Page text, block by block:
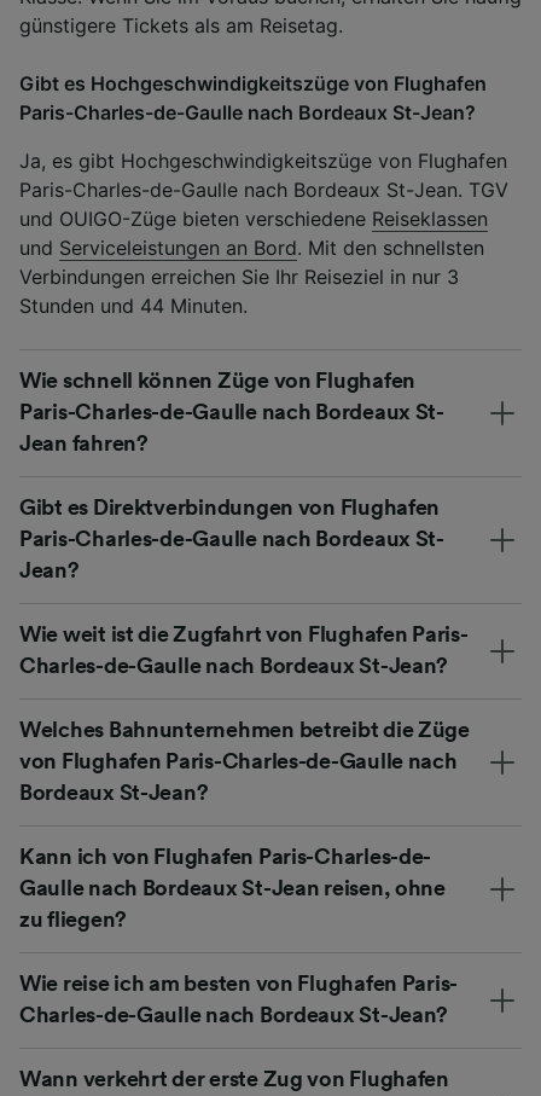
günstigere Tickets als am Reisetag.
Gibt es Hochgeschwindigkeitszüge von Flughafen
Paris-Charles-de-Gaulle nach Bordeaux St-Jean?
Ja, es gibt Hochgeschwindigkeitszüge von Flughafen
Paris-Charles-de-Gaulle nach Bordeaux St-Jean. TGV
und OUIGO-Züge bieten verschiedene Reiseklassen
und Serviceleistungen an Bord. Mit den schnellsten
Verbindungen erreichen Sie Ihr Reiseziel in nur 3
Stunden und 44 Minuten.
Wie schnell können Züge von Flughafen
Paris-Charles-de-Gaulle nach Bordeaux St-
Jean fahren?
Gibt es Direktverbindungen von Flughafen
Paris-Charles-de-Gaulle nach Bordeaux St-
Jean?
Wie weit ist die Zugfahrt von Flughafen Paris-
Charles-de-Gaulle nach Bordeaux St-Jean?
Welches Bahnunternehmen betreibt die Züge
von Flughafen Paris-Charles-de-Gaulle nach
Bordeaux St-Jean?
Kann ich von Flughafen Paris-Charles-de-
Gaulle nach Bordeaux St-Jean reisen, ohne
zu fliegen?
Wie reise ich am besten von Flughafen Paris-
Charles-de-Gaulle nach Bordeaux St-Jean?
Wann verkehrt der erste Zug von Flughafen